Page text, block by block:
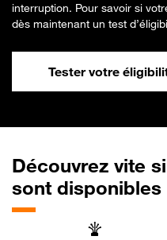
interruption. Pour savoir si
dès maintenant un test
Tester votre
Découvrez vite
sont disponibles